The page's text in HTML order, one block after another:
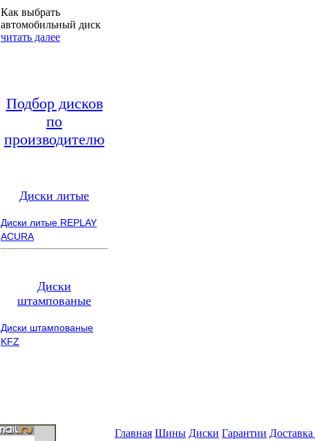
Как выбрать
автомобильный диск
читать далее
Подбор дисков
по
производителю
Диски литые
Диски литые REPLAY
ACURA
Диски
штампованые
Диски штампованые
KFZ
Главная Шины Диски Гарантии